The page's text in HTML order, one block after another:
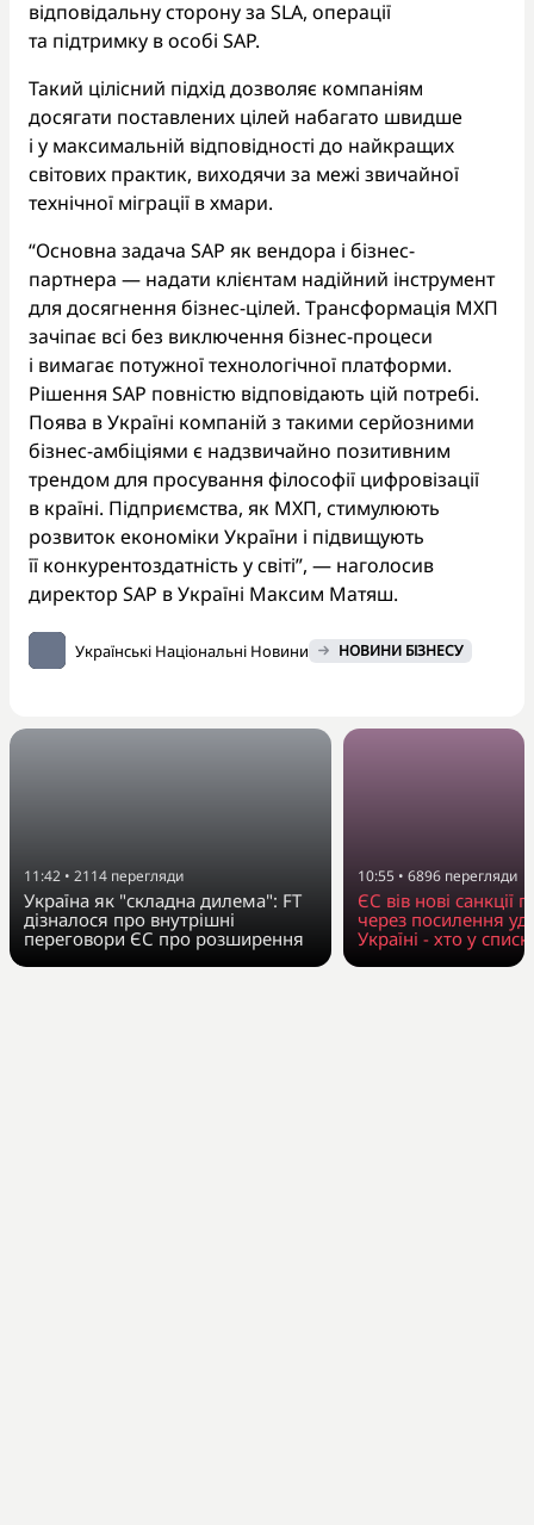
відповідальну сторону за SLA, операції
та підтримку в особі SAP.
Такий цілісний підхід дозволяє компаніям
досягати поставлених цілей набагато швидше
і у максимальній відповідності до найкращих
світових практик, виходячи за межі звичайної
технічної міграції в хмари.
“Основна задача SAP як вендора і бізнес-
партнера — надати клієнтам надійний інструмент
для досягнення бізнес-цілей. Трансформація МХП
зачіпає всі без виключення бізнес-процеси
і вимагає потужної технологічної платформи.
Рішення SAP повністю відповідають цій потребі.
Поява в Україні компаній з такими серйозними
бізнес-амбіціями є надзвичайно позитивним
трендом для просування філософії цифровізації
в країні. Підприємства, як МХП, стимулюють
розвиток економіки України і підвищують
її конкурентоздатність у світі”, — наголосив
директор SAP в Україні Максим Матяш.
Українські Національні Новини НОВИНИ БІЗНЕСУ
11:42 • 2114 перегляди
Україна як "складна дилема": FT
дізналося про внутрішні
переговори ЄС про розширення
10:55 • 6896 перегляди
ЄС вів нові санкції
через посилення
Україні - хто у